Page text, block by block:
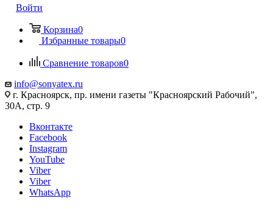
Войти
Корзина0
Избранные товары0
Сравнение товаров0
info@sonyatex.ru
г. Красноярск, пр. имени газеты "Красноярский Рабочий",
30А, стр. 9
Вконтакте
Facebook
Instagram
YouTube
Viber
Viber
WhatsApp